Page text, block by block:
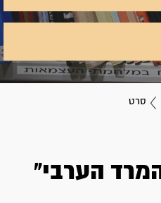
סרט